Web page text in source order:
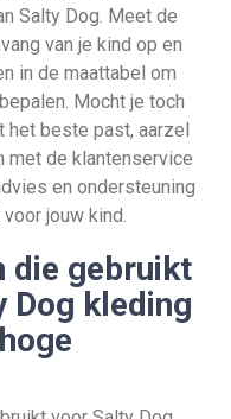
Salty Dog. Meet de
van je kind op en
in de maattabel om
Mocht je toch
het beste past, aarzel
met de klantenservice
en ondersteuning
jouw kind.
die gebruikt
Dog kleding